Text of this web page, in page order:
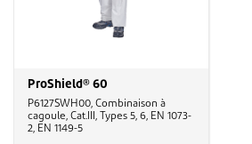
ProShield® 60
P6127SWH00, Combinaison à
cagoule, Cat.III, Types 5, 6, EN 1073-
2, EN 1149-5